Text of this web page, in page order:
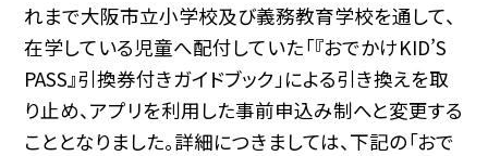
れまで大阪市立小学校及び義務教育学校を通して、
在学している児童へ配付していた「『おでかけKID’S
PASS』引換券付きガイドブック」による引き換えを取
り止め、アプリを利用した事前申込み制へと変更する
こととなりました。詳細につきましては、下記の「おで